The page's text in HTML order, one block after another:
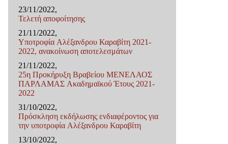
23/11/2022,
Τελετή αποφοίτησης
21/11/2022,
Υποτροφία Αλέξανδρου Καραβίτη 2021-
2022, ανακοίνωση αποτελεσμάτων
21/11/2022,
25η Προκήρυξη Βραβείου ΜΕΝΕΛΑΟΣ
ΠΑΡΛΑΜΑΣ Ακαδημαϊκού Έτους 2021-
2022
31/10/2022,
Πρόσκληση εκδήλωσης ενδιαφέροντος για
την υποτροφία Αλέξανδρου Καραβίτη
13/10/2022,